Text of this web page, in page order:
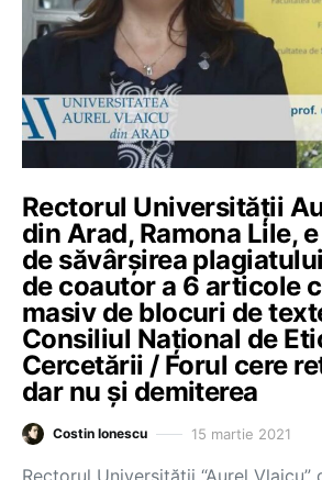
Rectorul Universității
din Arad, Ramona Lile,
de săvârșirea
de coautor a 6 articole
masiv de blocuri de
Consiliul Național de
Cercetării / Forul cere
dar nu și demiterea
Costin Ionescu 15 martie 2021
Rectorul Universității “Aurel Vlaicu”